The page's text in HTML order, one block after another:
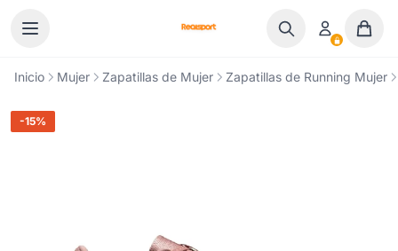
Inicio Mujer Zapatillas de Mujer Zapatillas de Running Mujer
-15%